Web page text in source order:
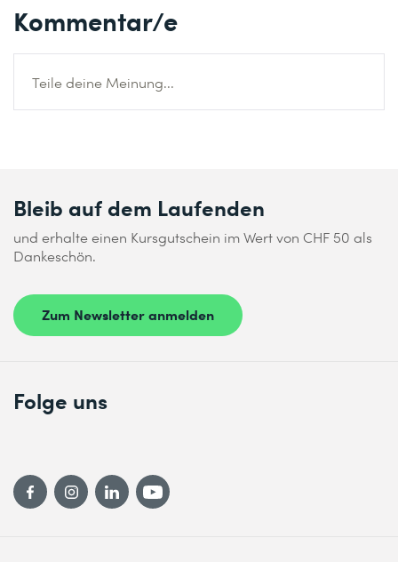
Kommentar/e
Teile deine Meinung...
Bleib auf dem Laufenden
und erhalte einen Kursgutschein im Wert von CHF 50 als
Dankeschön.
Zum Newsletter anmelden
Folge uns